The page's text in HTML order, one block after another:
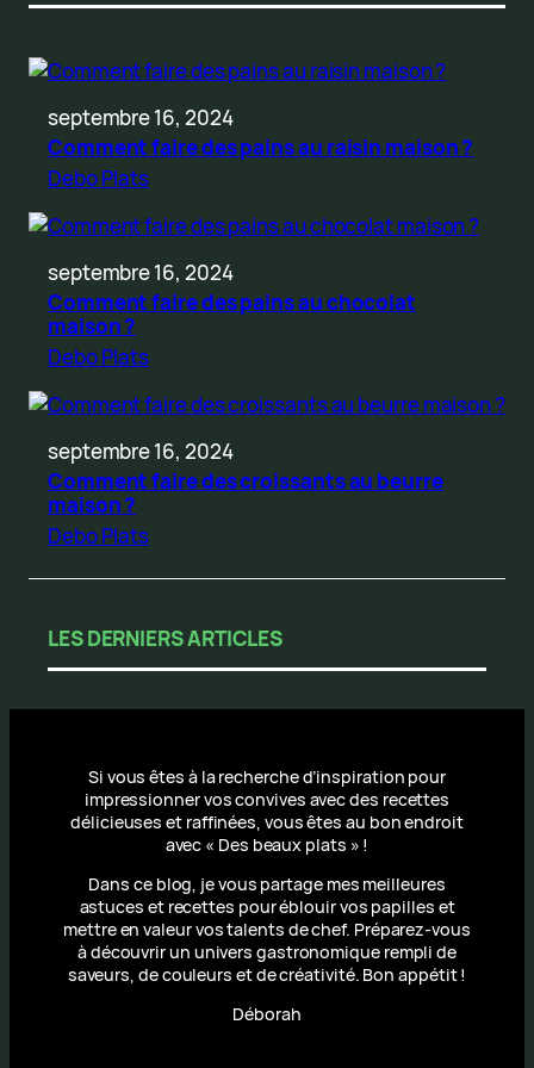
septembre 16, 2024
Comment faire des pains au raisin maison ?
Debo Plats
septembre 16, 2024
Comment faire des pains au chocolat
maison ?
Debo Plats
septembre 16, 2024
Comment faire des croissants au beurre
maison ?
Debo Plats
LES DERNIERS ARTICLES
Si vous êtes à la recherche d’inspiration pour
impressionner vos convives avec des recettes
délicieuses et raffinées, vous êtes au bon endroit
avec « Des beaux plats » !
Dans ce blog, je vous partage mes meilleures
astuces et recettes pour éblouir vos papilles et
mettre en valeur vos talents de chef. Préparez-vous
à découvrir un univers gastronomique rempli de
saveurs, de couleurs et de créativité. Bon appétit !
Déborah